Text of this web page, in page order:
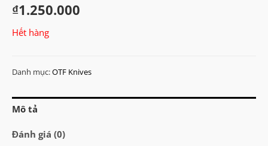
₫1.250.000
Hết hàng
Danh mục:OTF Knives
Mô tả
Đánh giá (0)